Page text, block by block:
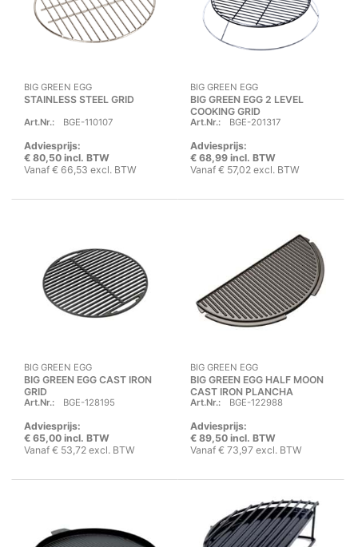
BIG GREEN EGG
STAINLESS STEEL GRID
Art.Nr.: BGE-110107
Adviesprijs:
€ 80,50 incl. BTW
Vanaf € 66,53 excl. BTW
BIG GREEN EGG
BIG GREEN EGG 2 LEVEL
COOKING GRID
Art.Nr.: BGE-201317
Adviesprijs:
€ 68,99 incl. BTW
Vanaf € 57,02 excl. BTW
BIG GREEN EGG
BIG GREEN EGG CAST IRON
GRID
Art.Nr.: BGE-128195
Adviesprijs:
€ 65,00 incl. BTW
Vanaf € 53,72 excl. BTW
BIG GREEN EGG
BIG GREEN EGG HALF MOON
CAST IRON PLANCHA
GRIDDLE
Art.Nr.: BGE-122988
Adviesprijs:
€ 89,50 incl. BTW
Vanaf € 73,97 excl. BTW